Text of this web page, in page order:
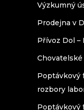
Výzkumný
Prodejna v
Přívoz Dol –
Poptávkový
rozbory
Poptávkový